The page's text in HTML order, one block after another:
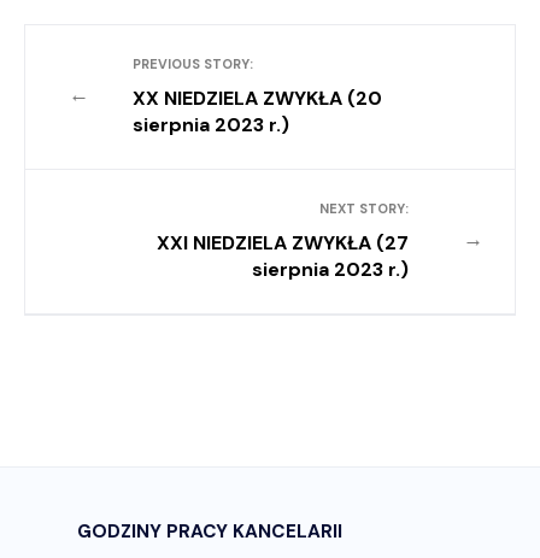
←
PREVIOUS STORY:
XX NIEDZIELA ZWYKŁA (20
sierpnia 2023 r.)
→
NEXT STORY:
XXI NIEDZIELA ZWYKŁA (27
sierpnia 2023 r.)
GODZINY PRACY KANCELARII